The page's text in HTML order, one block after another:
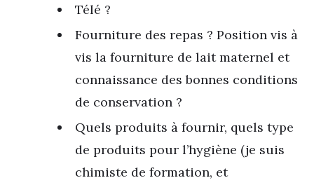
Télé ?
Fourniture des repas ? Position vis à
vis la fourniture de lait maternel et
connaissance des bonnes conditions
de conservation ?
Quels produits à fournir, quels type
de produits pour l’hygiène (je suis
chimiste de formation, et